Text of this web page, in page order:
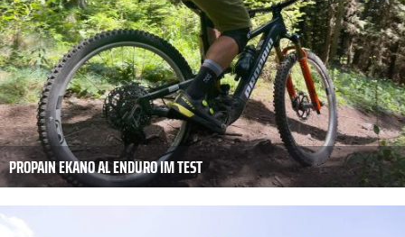
PROPAIN EKANO AL ENDURO IM TEST